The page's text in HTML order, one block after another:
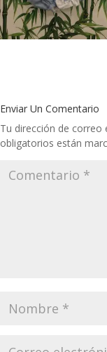
Enviar Un Comentario
Tu dirección de correo
obligatorios están